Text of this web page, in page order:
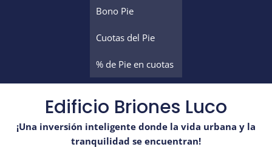
Bono Pie
Cuotas del Pie
% de Pie en cuotas
Edificio Briones Luco
¡Una inversión inteligente donde la vida urbana y la
tranquilidad se encuentran!